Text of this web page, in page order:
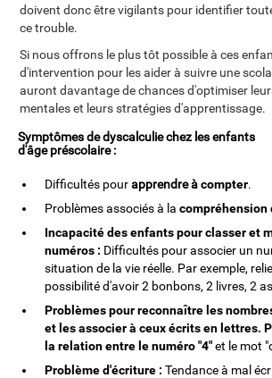
doivent donc être vigilants pour identifier
ce trouble.
Si nous offrons le plus tôt possible à ces
d'intervention pour les aider à suivre une
auront davantage de chances d'optimiser
mentales et leurs stratégies d'apprentissage.
Symptômes de dyscalculie chez les enfants
d'âge préscolaire :
Difficultés pourapprendre àcompter.
Problèmes associés à lacompréhension
Incapacité des enfants pour classer et
numéros : Difficultés pour associer un
situation de la vie réelle. Par exemple,
possibilité d'avoir 2 bonbons, 2 livres, 2
Problèmes pour reconnaître les
et les associer à ceux écrits en lettres.
la relation entre le numéro "4"et le mot
Problème d'écriture : Tendance à mal